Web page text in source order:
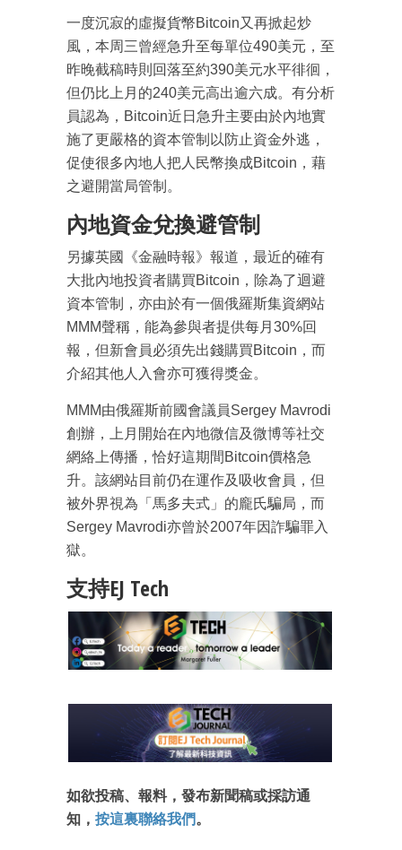
一度沉寂的虛擬貨幣Bitcoin又再掀起炒
風，本周三曾經急升至每單位490美元，至
昨晚截稿時則回落至約390美元水平徘徊，
但仍比上月的240美元高出逾六成。有分析
員認為，Bitcoin近日急升主要由於內地實
施了更嚴格的資本管制以防止資金外逃，
促使很多內地人把人民幣換成Bitcoin，藉
之避開當局管制。
內地資金兌換避管制
另據英國《金融時報》報道，最近的確有
大批內地投資者購買Bitcoin，除為了迴避
資本管制，亦由於有一個俄羅斯集資網站
MMM聲稱，能為參與者提供每月30%回
報，但新會員必須先出錢購買Bitcoin，而
介紹其他人入會亦可獲得獎金。
MMM由俄羅斯前國會議員Sergey Mavrodi
創辦，上月開始在內地微信及微博等社交
網絡上傳播，恰好這期間Bitcoin價格急
升。該網站目前仍在運作及吸收會員，但
被外界視為「馬多夫式」的龐氏騙局，而
Sergey Mavrodi亦曾於2007年因詐騙罪入
獄。
支持EJ Tech
如欲投稿、報料，發布新聞稿或採訪通
知， 按這裏聯絡我們。
成為 EJ Tech 會員
最新資訊（附創業懶人包），直達郵
箱！